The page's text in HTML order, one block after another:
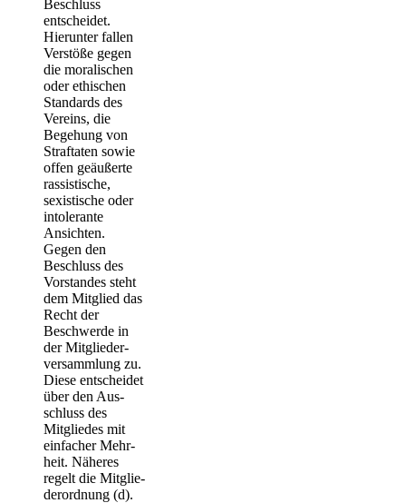
Beschluss
entscheidet.
Hierunter fallen
Verstöße gegen
die moralischen
oder ethischen
Standards des
Vereins, die
Begehung von
Straftaten sowie
offen geäußerte
rassistische,
sexistische oder
intolerante
Ansichten.
Gegen den
Beschluss des
Vorstandes steht
dem Mitglied das
Recht der
Beschwerde in
der Mit­glie­der­
ver­samm­lung zu.
Diese ent­schei­det
über den Aus­
schluss des
Mitgliedes mit
einfacher Mehr­
heit. Näheres
regelt die Mit­glie­
der­ordnung (d).